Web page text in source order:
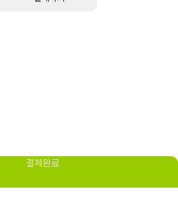
결제완료